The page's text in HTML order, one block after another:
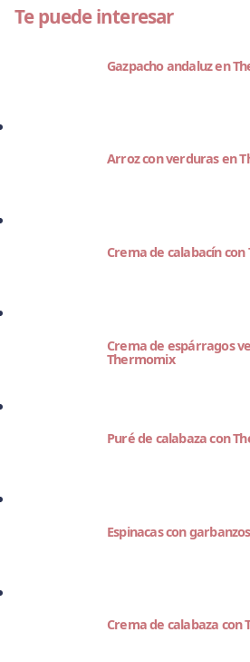
Te puede interesar
Gazpacho andaluz en
Arroz con verduras en
Crema de calabacín
Crema de espárragos
Thermomix
Puré de calabaza con
Espinacas con
Crema de calabaza con